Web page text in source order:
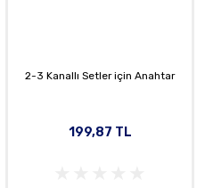
2-3 Kanallı Setler için Anahtar
199,87 TL